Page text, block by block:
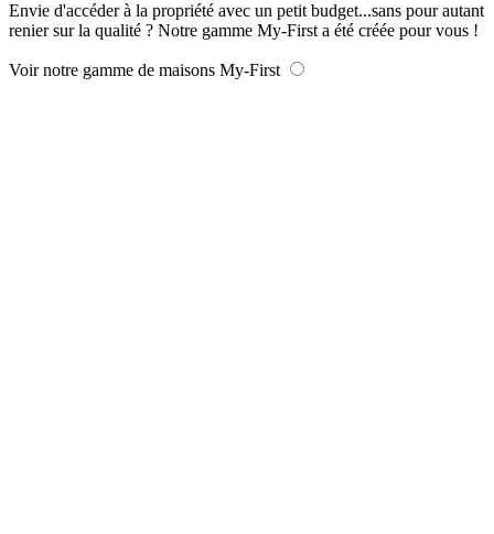
Envie d'accéder à la propriété avec un petit budget...sans pour autant
renier sur la qualité ? Notre gamme My-First a été créée pour vous !
Voir notre gamme de maisons My-First